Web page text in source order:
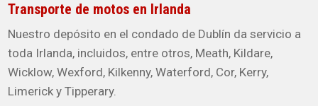
Transporte de motos en Irlanda
Nuestro depósito en el condado de Dublín da servicio a
toda Irlanda, incluidos, entre otros, Meath, Kildare,
Wicklow, Wexford, Kilkenny, Waterford, Cor, Kerry,
Limerick y Tipperary.